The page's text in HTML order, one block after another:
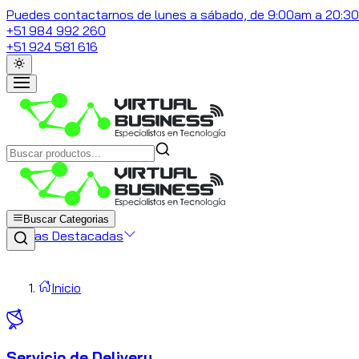
Puedes contactarnos de lunes a sábado, de 9:00am a
+51 984 992 260
+51 924 581 616
Buscar Categorias
Marcas Destacadas
Inicio